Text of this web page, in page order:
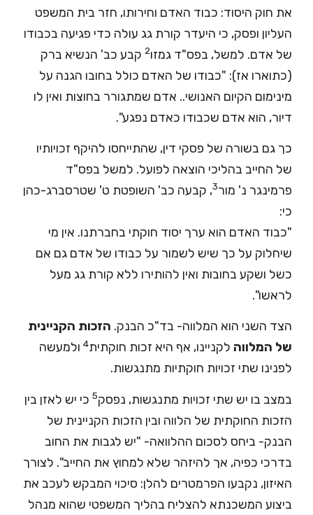
את חוק היסוד: כבוד האדם וחירותו, חזר בית המשפט
העליון ופסק, כי היעדר קורת גג עולה כדי פגיעה בכבודו
של אדם. למשל, בפס"ד גמזו2 קבע כב' הנשיא ברק
(כתוארו אז): "כבודו של האדם כולל בחובו הגנה על
מינימום הקיום האנושי.. אדם שמתגורר בחוצות ואין לו
דיור, הוא אדם שכבודו כאדם נפגע".
כך גם בשורה של פסקי דין, שהתייחסו להיקף זכויותיו
של החייב בהליכי הוצאה לפועל. למשל בפס"ד
פרמינגר נ' מור3, קבעה כב' השופטת ט' שטרסברג-כהן
כי:
"כבוד האדם הוא ערך יסוד חוקתי בחברתנו. אין מי
שיחלוק על כך שיש לשמור על כבודו של אדם גם אם
כשל ושקע בחובות ואין להותירו ללא קורת גג מעל
לראשו".
הצד השני הוא המלווה- בד"כ הבנק. הזכות הקניינית
של המלווה לקניינו, אף היא זכות חוקתית4 ולמעשה
לפנינו שתי זכויות חוקתיות מתנגשות.
במצב בו יש שתי זכויות מתנגשות, נפסק5 כי יש לאזן בין
הזכות החוקתית של הלווה ובין הזכות הקניינית של
הבנק- ביחס לסכום ההלוואה- "יש לגבות את החוב
בדרכי כפיה, אך להיזהר שלא למחוץ את החייב". לצורך
האיזון, נקבעו הפרמטרים להלן: סיכוי המבקש לעכב את
ביצוע המשכנתא להצליח בהליך המשפטי שהוא מנהל